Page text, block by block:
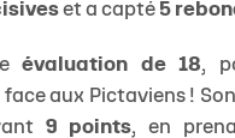
et a capté 5
évaluation de 18,
aux Pictaviens !
9 points, en